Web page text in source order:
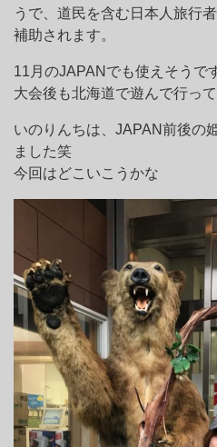
うで、道民を含む日本人旅行
補助されます。
11月のJAPANでも使えそうで
大会後も北海道で遊んで行っ
いのりんちは、JAPAN前後の
ました笑
今回はどこいこうかな